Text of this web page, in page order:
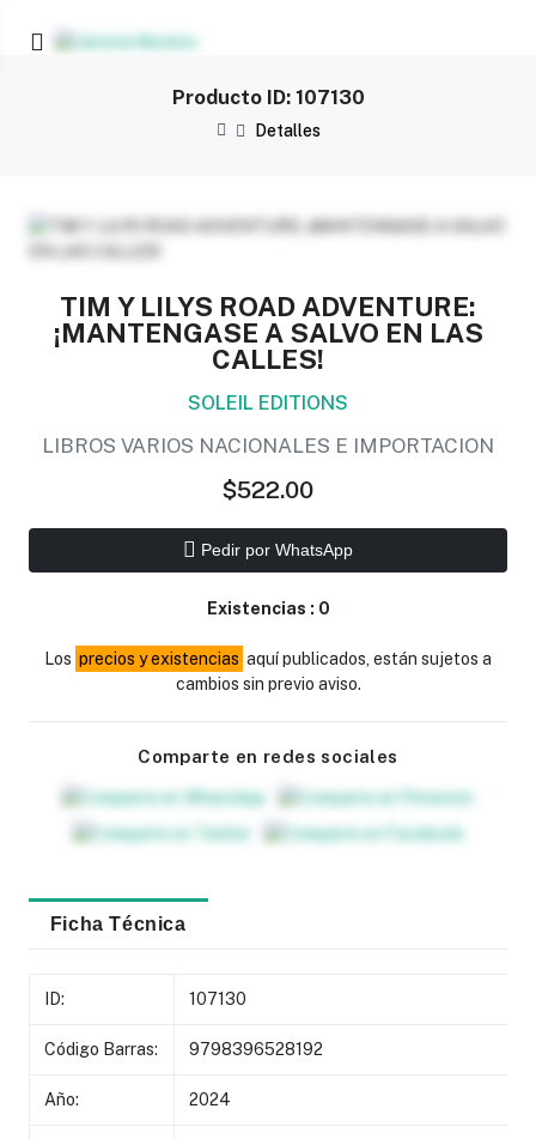
Producto ID: 107130
Detalles
TIM Y LILYS ROAD ADVENTURE:
¡MANTENGASE A SALVO EN LAS
CALLES!
SOLEIL EDITIONS
LIBROS VARIOS NACIONALES E IMPORTACION
$522.00
Pedir por WhatsApp
Existencias : 0
Los precios y existencias aquí publicados, están sujetos a
cambios sin previo aviso.
Comparte en redes sociales
Ficha Técnica
ID: 107130
Código Barras: 9798396528192
Año: 2024